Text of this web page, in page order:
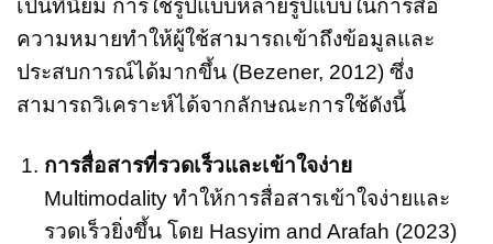
เป็นที่นิยม การใช้รูปแบบหลายรูปแบบในการสื่อ
ความหมายทำให้ผู้ใช้สามารถเข้าถึงข้อมูลและ
ประสบการณ์ได้มากขึ้น (Bezener, 2012) ซึ่ง
สามารถวิเคราะห์ได้จากลักษณะการใช้ดังนี้
การสื่อสารที่รวดเร็วและเข้าใจง่าย
Multimodality ทำให้การสื่อสารเข้าใจง่ายและ
รวดเร็วยิ่งขึ้น โดย Hasyim and Arafah (2023)